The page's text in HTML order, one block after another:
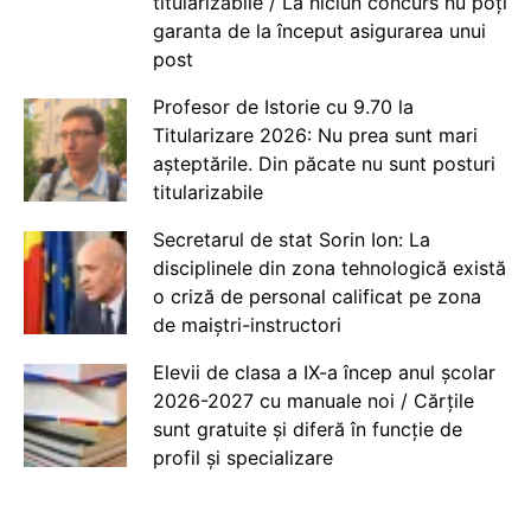
garanta de la început asigurarea unui
post
Profesor de Istorie cu 9.70 la
Titularizare 2026: Nu prea sunt mari
așteptările. Din păcate nu sunt posturi
titularizabile
Secretarul de stat Sorin Ion: La
disciplinele din zona tehnologică există
o criză de personal calificat pe zona
de maiștri-instructori
Elevii de clasa a IX-a încep anul școlar
2026-2027 cu manuale noi / Cărțile
sunt gratuite și diferă în funcție de
profil și specializare